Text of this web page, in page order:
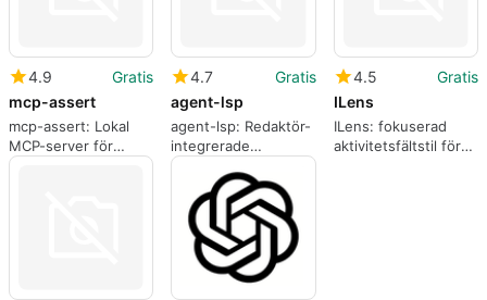
4.9
Gratis
mcp-assert
mcp-assert: Lokal
MCP-server för
assertionsdrivna AI-
4.7
Gratis
agent-lsp
agent-lsp: Redaktör-
integrerade
språktjänster för
Agent-utvecklare
4.5
Gratis
ILens
ILens: fokuserad
aktivitetsfältstil för